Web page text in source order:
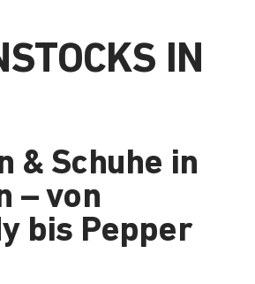
IN
& Schuhe in
– von
bis Pepper